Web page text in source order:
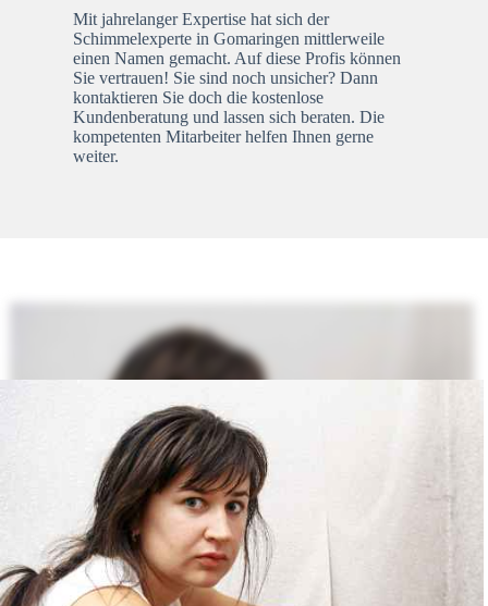
Mit jahrelanger Expertise hat sich der
Schimmelexperte in Gomaringen mittlerweile
einen Namen gemacht. Auf diese Profis können
Sie vertrauen! Sie sind noch unsicher? Dann
kontaktieren Sie doch die kostenlose
Kundenberatung und lassen sich beraten. Die
kompetenten Mitarbeiter helfen Ihnen gerne
weiter.